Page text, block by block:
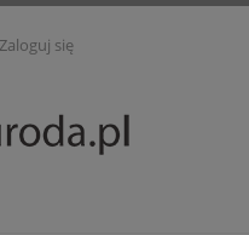
Zaloguj się